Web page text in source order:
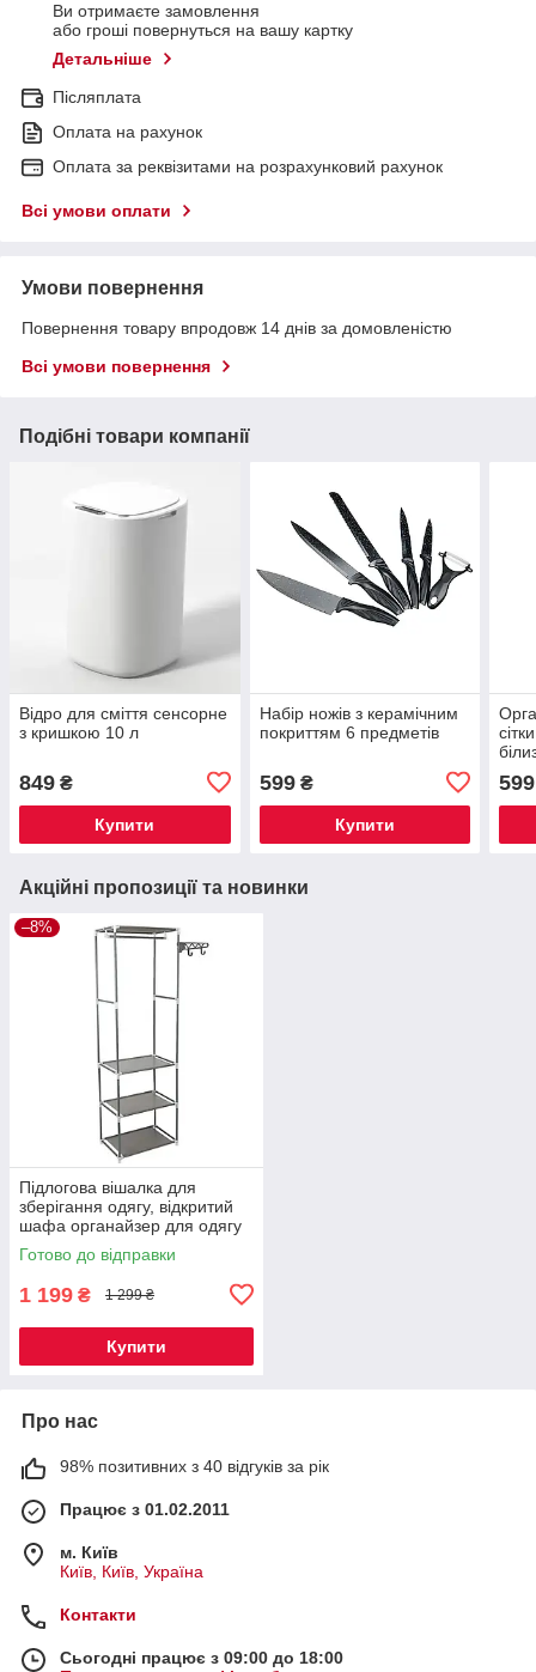
Ви отримаєте замовлення
або гроші повернуться на вашу картку
Детальніше
Післяплата
Оплата на рахунок
Оплата за реквізитами на розрахунковий рахунок
Всі умови оплати
Умови повернення
Повернення товару впродовж 14 днів за домовленістю
Всі умови повернення
Подібні товари компанії
Відро для сміття сенсорне
з кришкою 10 л
849 ₴
Купити
Набір ножів з керамічним
покриттям 6 предметів
599₴
Купити
599
Акційні пропозиції та новинки
–8%
Підлогова вішалка для
зберігання одягу, відкритий
шафа органайзер для одягу
Готово до відправки
1 199 ₴ 1 299 ₴
Купити
Про нас
98% позитивних з 40 відгуків за рік
Працює з 01.02.2011
м. Київ
Київ, Київ, Україна
Контакти
Сьогодні працює з 09:00 до 18:00